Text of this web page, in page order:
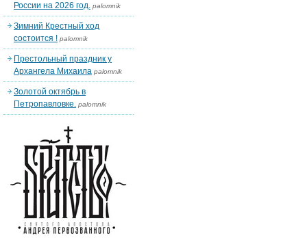
России на 2026 год. palomnik
Зимний Крестный ход
состоится ! palomnik
Престольный праздник у
Архангела Михаила palomnik
Золотой октябрь в
Петропавловке. palomnik